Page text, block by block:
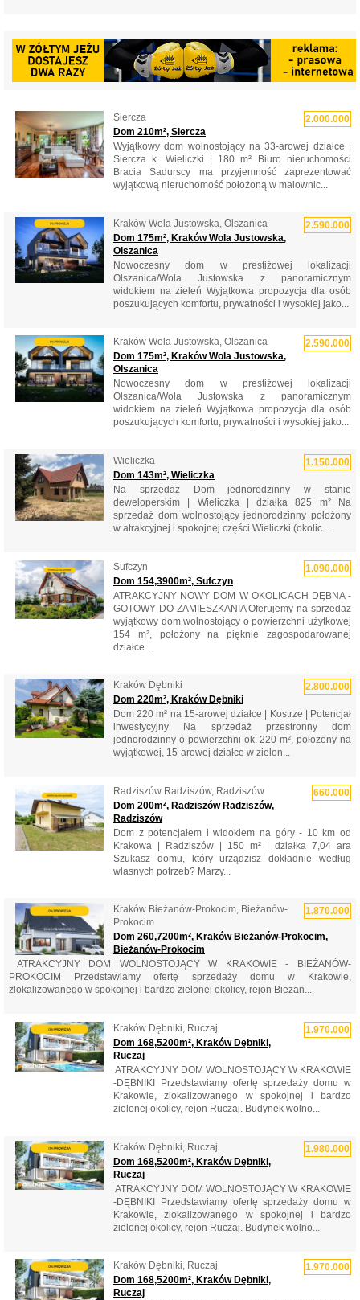
2.000.000
Siercza
Dom 210m², Siercza
Wyjątkowy dom wolnostojący na 33-arowej działce |
Siercza k. Wieliczki | 180 m² Biuro nieruchomości
Bracia Sadurscy ma przyjemność zaprezentować
wyjątkową nieruchomość położoną w malownic...
2.590.000
Kraków Wola Justowska, Olszanica
Dom 175m², Kraków Wola Justowska,
Olszanica
Nowoczesny dom w prestiżowej lokalizacji
Olszanica/Wola Justowska z panoramicznym
widokiem na zieleń Wyjątkowa propozycja dla osób
poszukujących komfortu, prywatności i wysokiej jako...
2.590.000
Kraków Wola Justowska, Olszanica
Dom 175m², Kraków Wola Justowska,
Olszanica
Nowoczesny dom w prestiżowej lokalizacji
Olszanica/Wola Justowska z panoramicznym
widokiem na zieleń Wyjątkowa propozycja dla osób
poszukujących komfortu, prywatności i wysokiej jako...
1.150.000
Wieliczka
Dom 143m², Wieliczka
Na sprzedaż Dom jednorodzinny w stanie
deweloperskim | Wieliczka | działka 825 m² Na
sprzedaż dom wolnostojący jednorodzinny położony
w atrakcyjnej i spokojnej części Wieliczki (okolic...
1.090.000
Sufczyn
Dom 154,3900m², Sufczyn
ATRAKCYJNY NOWY DOM W OKOLICACH DĘBNA -
GOTOWY DO ZAMIESZKANIA Oferujemy na sprzedaż
wyjątkowy dom wolnostojący o powierzchni użytkowej
154 m², położony na pięknie zagospodarowanej
działce ...
2.800.000
Kraków Dębniki
Dom 220m², Kraków Dębniki
Dom 220 m² na 15-arowej działce | Kostrze | Potencjał
inwestycyjny Na sprzedaż przestronny dom
jednorodzinny o powierzchni ok. 220 m², położony na
wyjątkowej, 15-arowej działce w zielon...
660.000
Radziszów Radziszów, Radziszów
Dom 200m², Radziszów Radziszów,
Radziszów
Dom z potencjałem i widokiem na góry - 10 km od
Krakowa | Radziszów | 150 m² | działka 7,04 ara
Szukasz domu, który urządzisz dokładnie według
własnych potrzeb? Marzy...
1.870.000
Kraków Bieżanów-Prokocim, Bieżanów-
Prokocim
Dom 260,7200m², Kraków Bieżanów-Prokocim,
Bieżanów-Prokocim
​ ATRAKCYJNY DOM WOLNOSTOJĄCY W KRAKOWIE - BIEŻANÓW-
PROKOCIM Przedstawiamy ofertę sprzedaży domu w Krakowie,
zlokalizowanego w spokojnej i bardzo zielonej okolicy, rejon Bieżan...
1.970.000
Kraków Dębniki, Ruczaj
Dom 168,5200m², Kraków Dębniki,
Ruczaj
​ ATRAKCYJNY DOM WOLNOSTOJĄCY W KRAKOWIE
-DĘBNIKI Przedstawiamy ofertę sprzedaży domu w
Krakowie, zlokalizowanego w spokojnej i bardzo
zielonej okolicy, rejon Ruczaj. Budynek wolno...
1.980.000
Kraków Dębniki, Ruczaj
Dom 168,5200m², Kraków Dębniki,
Ruczaj
​ ATRAKCYJNY DOM WOLNOSTOJĄCY W KRAKOWIE
-DĘBNIKI Przedstawiamy ofertę sprzedaży domu w
Krakowie, zlokalizowanego w spokojnej i bardzo
zielonej okolicy, rejon Ruczaj. Budynek wolno...
1.970.000
Kraków Dębniki, Ruczaj
Dom 168,5200m², Kraków Dębniki,
Ruczaj